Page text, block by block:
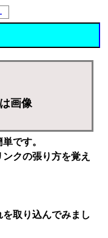
画像
です。
クの張り方を覚え
取り込んでみまし